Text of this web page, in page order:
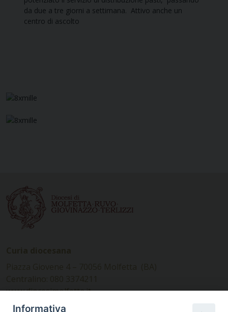
da due a tre giorni a settimana. Attivo anche un
centro di ascolto
www.diocesimolfetta.it –
diocesimolfetta@pec.chiesacattolica.it
Informativa